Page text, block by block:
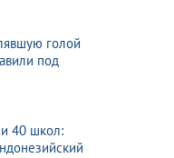
голой
под
40 школ: